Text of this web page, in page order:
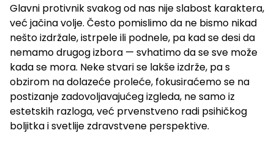
Glavni protivnik svakog od nas nije slabost karaktera,
već jačina volje. Često pomislimo da ne bismo nikad
nešto izdržale, istrpele ili podnele, pa kad se desi da
nemamo drugog izbora — svhatimo da se sve može
kada se mora. Neke stvari se lakše izdrže, pa s
obzirom na dolazeće proleće, fokusiraćemo se na
postizanje zadovoljavajućeg izgleda, ne samo iz
estetskih razloga, već prvenstveno radi psihičkog
boljitka i svetlije zdravstvene perspektive.